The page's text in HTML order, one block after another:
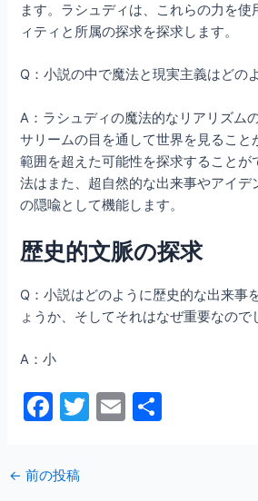
ます。ラシュディは、これらの力を使
ィティと所属の探求を探求します。
Q：小説の中で魔法と現実主義はどの
A：ラシュディの魔法的なリアリズム
サリームの目を通して世界を見ること
範囲を超えた可能性を探求することが
法はまた、超自然的な出来事やアイデ
の隠喩として機能します。
歴史的文脈の探求
Q：小説はどのように歴史的な出来事
ょうか、そしてそれはなぜ重要なので
A：小
F
c
e
T
E
← 前の投稿